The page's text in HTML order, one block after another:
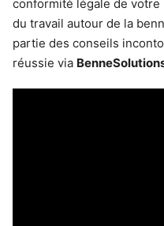
conformité légale de
du travail autour de la
partie des conseils
réussie via